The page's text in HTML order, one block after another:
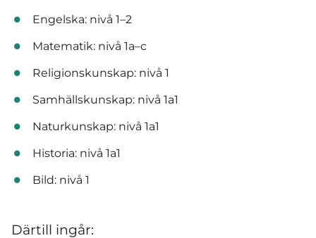
Engelska: nivå 1–2
Matematik: nivå 1a–c
Religionskunskap: nivå 1
Samhällskunskap: nivå 1a1
Naturkunskap: nivå 1a1
Historia: nivå 1a1
Bild: nivå 1
Därtill ingår: